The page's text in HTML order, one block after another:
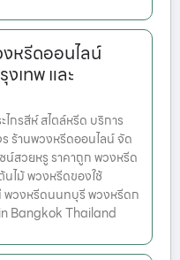
หรีดออนไลน์
เทพ และ
รสีห์ สไตล์หรีด บริการ
ร้านพวงหรีดออนไลน์ จัด
น์สวยหรู ราคาถูก พวงหรีด
ไม้ พวงหรีดของใช้
พวงหรีดนนทบุรี พวงหรีดก
Bangkok Thailand